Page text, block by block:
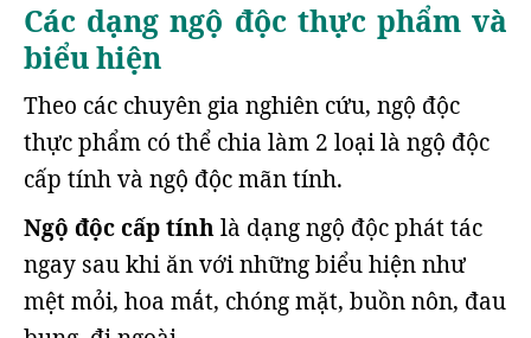
Các dạng ngộ độc thực phẩm và
biểu hiện
Theo các chuyên gia nghiên cứu, ngộ độc
thực phẩm có thể chia làm 2 loại là ngộ độc
cấp tính và ngộ độc mãn tính.
Ngộ độc cấp tínhlà dạng ngộ độc phát tác
ngay sau khi ăn với những biểu hiện như
mệt mỏi, hoa mắt, chóng mặt, buồn nôn, đau